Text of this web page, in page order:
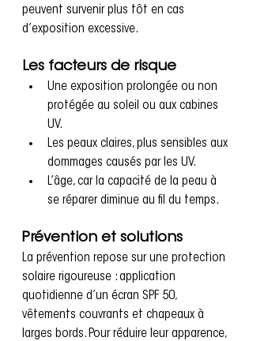
peuvent survenir plus tôt en cas
d’exposition excessive.
Les facteurs de risque
Une exposition prolongée ou non
protégée au soleil ou aux cabines
UV.
Les peaux claires, plus sensibles aux
dommages causés par les UV.
L’âge, car la capacité de la peau à
se réparer diminue au fil du temps.
Prévention et solutions
La prévention repose sur une protection
solaire rigoureuse : application
quotidienne d’un écran SPF 50,
vêtements couvrants et chapeaux à
larges bords. Pour réduire leur apparence,